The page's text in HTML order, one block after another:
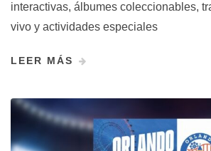
interactivas, álbumes coleccionables,
vivo y actividades especiales
LEER MÁS